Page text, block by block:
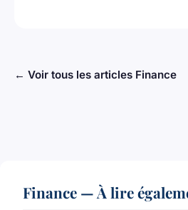
← Voir tous les articles Finance
Finance — À lire